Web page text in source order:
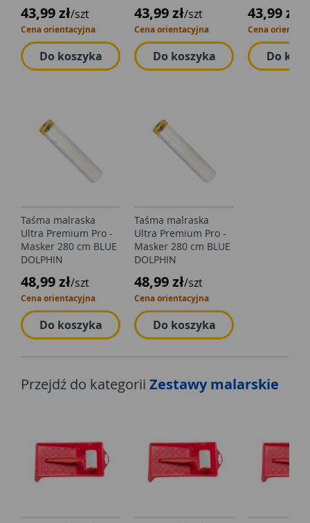
43,99 zł/szt
Cena orientacyjna
Do koszyka
43,99 zł/szt
Cena orientacyjna
Do koszyka
43,99 zł
Cena
Do
Taśma malraska
Ultra Premium Pro -
Masker 280 cm BLUE
DOLPHIN
48,99 zł/szt
Cena orientacyjna
Do koszyka
Taśma malraska
Ultra Premium Pro -
Masker 280 cm BLUE
DOLPHIN
48,99 zł/szt
Cena orientacyjna
Do koszyka
Przejdź do kategorii Zestawy malarskie